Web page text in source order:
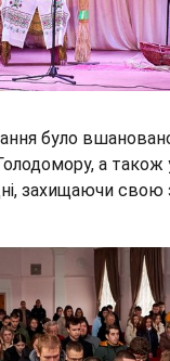
було вшановано
а також
захищаючи